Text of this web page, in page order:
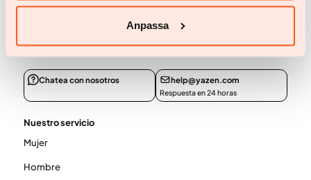
Anpassa
¿Tienes alguna pregunta?
Chatea con nosotros help@yazen.com
Respuesta en 24 horas
Nuestro servicio
Mujer
Hombre